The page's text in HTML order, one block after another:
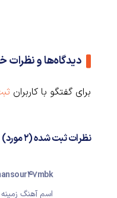
دیدگاه‌ها و نظرات
برای گفتگو با کاربران
نظرات ثبت شده (2 مورد)
اسم آهنگ